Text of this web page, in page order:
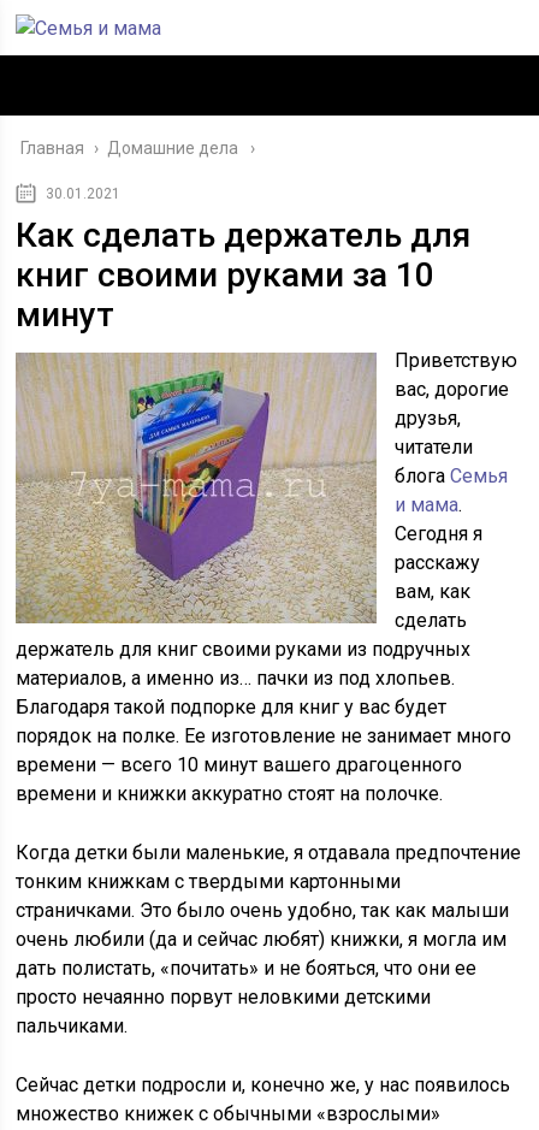
Главная › Домашние дела
30.01.2021
Как сделать держатель для
книг своими руками за 10
минут
Приветствую
вас, дорогие
друзья,
читатели
блогаСемья
и мама.
Сегодня я
расскажу
вам, как
сделать
держатель для книг своими руками из подручных
материалов, а именно из… пачки из под хлопьев.
Благодаря такой подпорке для книг у вас будет
порядок на полке. Ее изготовление не занимает много
времени — всего 10 минут вашего драгоценного
времени и книжки аккуратно стоят на полочке.
Когда детки были маленькие, я отдавала предпочтение
тонким книжкам с твердыми картонными
страничками. Это было очень удобно, так как малыши
очень любили (да и сейчас любят) книжки, я могла им
дать полистать, «почитать» и не бояться, что они ее
просто нечаянно порвут неловкими детскими
пальчиками.
Сейчас детки подросли и, конечно же, у нас появилось
множество книжек с обычными «взрослыми»